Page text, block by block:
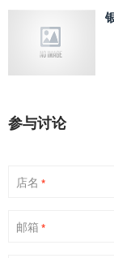
参与讨论
店名 *
邮箱 *